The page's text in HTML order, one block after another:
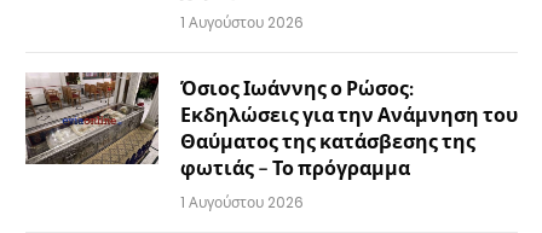
1 Αυγούστου 2026
Όσιος Ιωάννης ο Ρώσος:
Εκδηλώσεις για την Ανάμνηση του
Θαύματος της κατάσβεσης της
φωτιάς – Το πρόγραμμα
1 Αυγούστου 2026